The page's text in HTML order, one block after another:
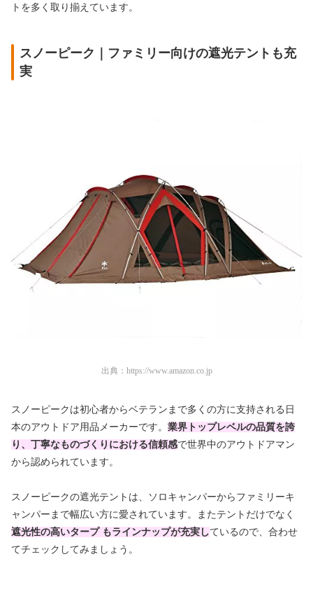
トを多く取り揃えています。
スノーピーク｜ファミリー向けの遮光テントも充
実
出典： https://www.amazon.co.jp
スノーピークは初心者からベテランまで多くの方に支持される日
本のアウトドア用品メーカーです。 業界トップレベルの品質を誇
り、丁寧なものづくりにおける信頼感で世界中のアウトドアマン
から認められています。
スノーピークの遮光テントは、ソロキャンパーからファミリーキ
ャンパーまで幅広い方に愛されています。またテントだけでなく
遮光性の高いタープ もラインナップが充実しているので、合わせ
てチェックしてみましょう。